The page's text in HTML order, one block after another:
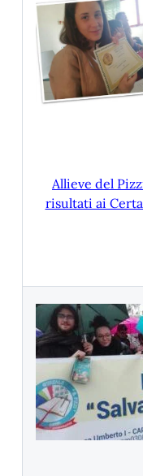
Allieve del
risultati ai